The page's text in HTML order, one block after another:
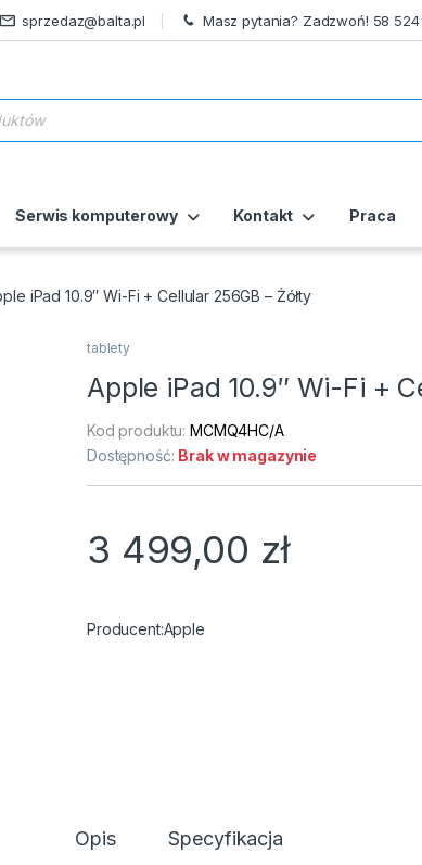
sprzedaz@balta.pl Masz pytania? Zadzwoń! 58
produktów
Serwis komputerowy Kontakt Praca
iPad 10.9″ Wi-Fi + Cellular 256GB – Żółty
tablety
Apple iPad 10.9″ Wi-Fi +
Kod produktu:MCMQ4HC/A
Dostępność: Brak w magazynie
3 499,00 zł
Apple
Opis Specyfikacja